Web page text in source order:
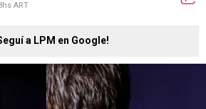
ART
a LPM en Google!